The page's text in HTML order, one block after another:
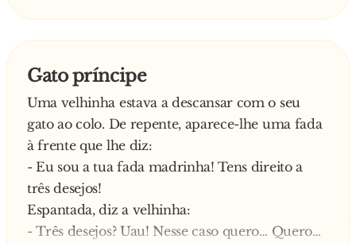
temos a fazer é arranjar uma maneira de a tirar
de lá e
assegurar que nunca mais suba, pois lá em cima
definitivamente não é o seu lugar!
Gato príncipe
Uma velhinha estava a descansar com o seu
gato ao colo. De repente, aparece-lhe uma fada
à frente que lhe diz:
- Eu sou a tua fada madrinha! Tens direito a
três desejos!
Espantada, diz a velhinha:
- Três desejos? Uau! Nesse caso quero… Quero…